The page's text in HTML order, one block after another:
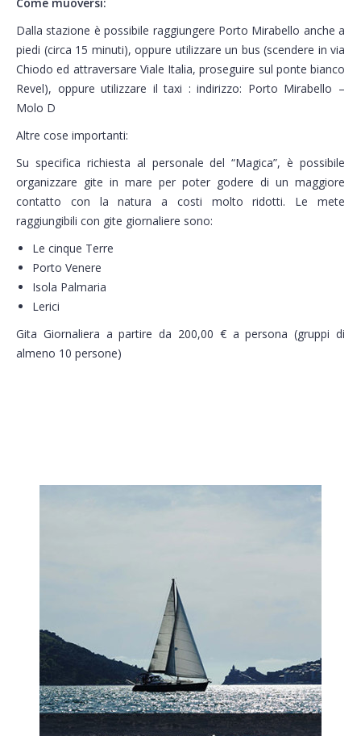
Dalla stazione è possibile raggiungere Porto Mirabello anche a
piedi (circa 15 minuti), oppure utilizzare un bus (scendere in via
Chiodo ed attraversare Viale Italia, proseguire sul ponte bianco
Revel), oppure utilizzare il taxi : indirizzo: Porto Mirabello –
Molo D
Altre cose importanti:
Su specifica richiesta al personale del “Magica”, è possibile
organizzare gite in mare per poter godere di un maggiore
contatto con la natura a costi molto ridotti. Le mete
raggiungibili con gite giornaliere sono:
Le cinque Terre
Porto Venere
Isola Palmaria
Lerici
Gita Giornaliera a partire da 200,00 € a persona (gruppi di
almeno 10 persone)